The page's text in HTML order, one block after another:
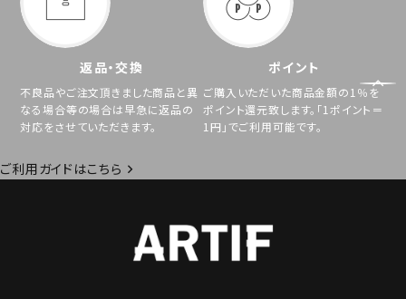
返品・交換
不良品やご注文頂きました商品と異
なる場合等の場合は早急に返品の
対応をさせていただきます。
ポイント
ご購入いただいた商品金額の1％を
ポイント還元致します。「1ポイント＝
1円」でご利用可能です。
ご利用ガイドはこちら